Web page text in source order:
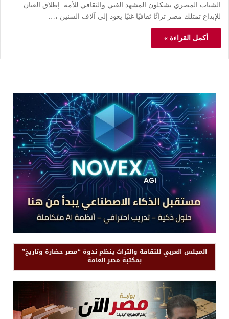
الشباب المصري يشكلون المشهد الفني والثقافي للأمة: إطلاق العنان
للإبداع تمتلك مصر تراثًا ثقافيًا غنيًا يعود إلى آلاف السنين ،…
أكمل القراءة »
المجلس العربي للثقافة والتراث ينظم ندوة “مصر حضارة وتاريخ”
بمكتبة مصر العامة